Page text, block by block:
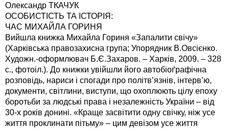
Олександр ТКАЧУК
ОСОБИСТІСТЬ ТА ІСТОРІЯ:
ЧАС МИХАЙЛА ГОРИНЯ
Вийшла книжка Михайла Гориня «Запалити свічу»
(Харківська правозахисна група; Упорядник В.Овсієнко.
Художн.-оформлювач Б.Є.Захаров. – Харків, 2009. – 328
с., фотоіл.). До книжки увійшли його автобіоґрафічна
розповідь, нариси і спогади про політв’язнів, інтерв’ю,
документи, світлини, виступи, що охоплюють цілу епоху
боротьби за людські права і незалежність України – від
30-х років донині. «Краще засвітити одну свічку, ніж усе
життя проклинати пітьму» – цим девізом усе життя